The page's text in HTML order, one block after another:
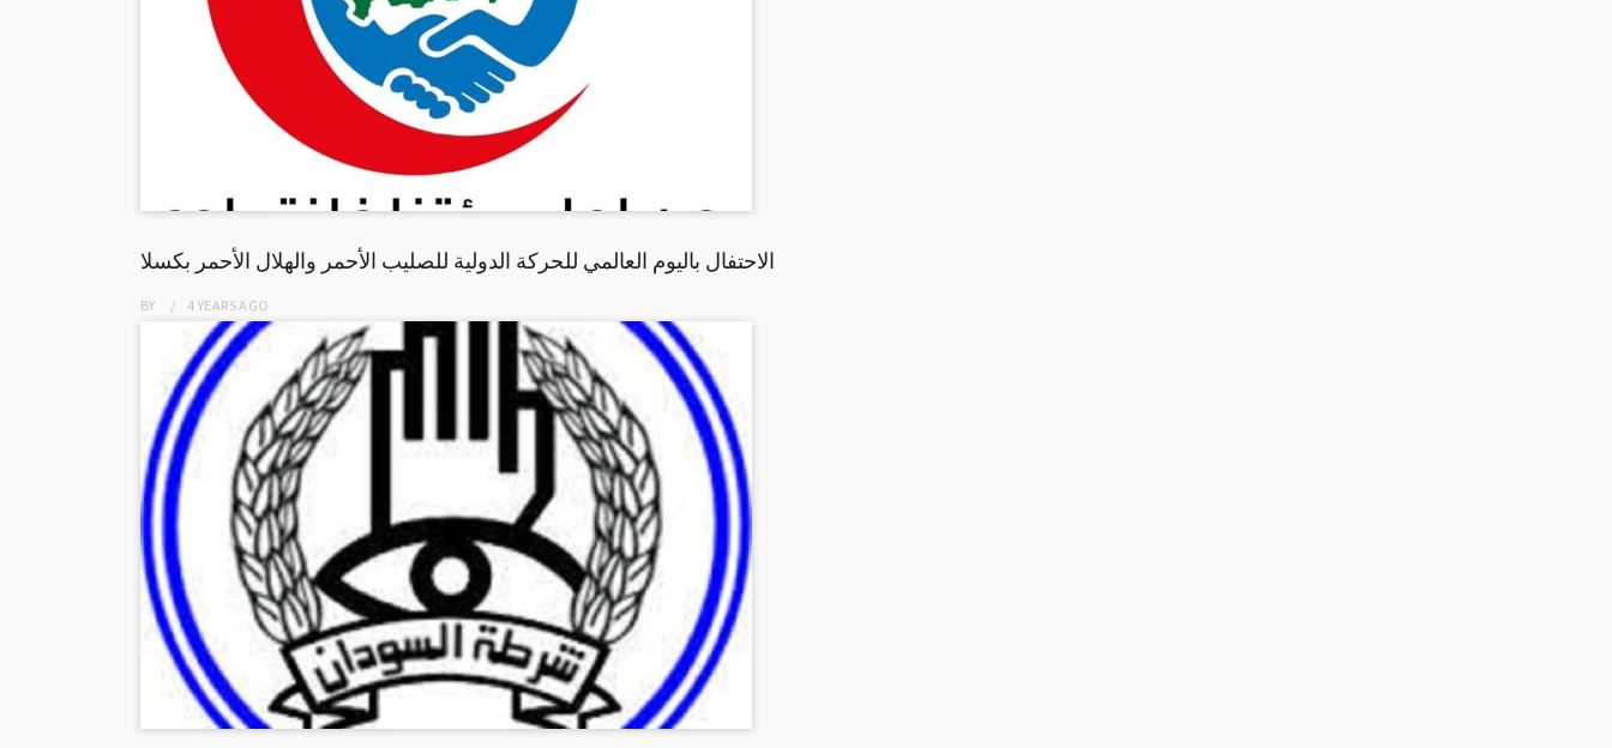
الاحتفال باليوم العالمي للحركة الدولية للصليب الأحمر والهلال الأحمر بكسلا
BY 4 YEARSAGO